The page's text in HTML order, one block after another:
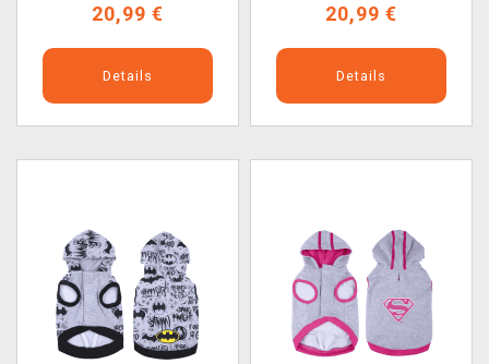
20,99 €
Details
20,99 €
Details